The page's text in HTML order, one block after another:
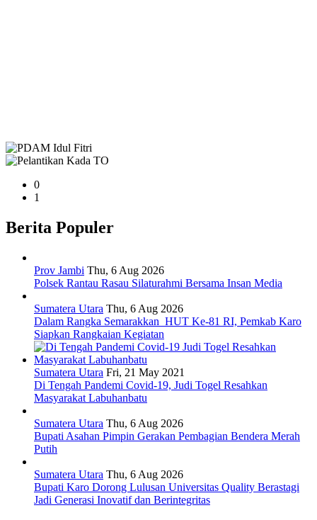
0
1
Berita Populer
Prov Jambi Thu, 6 Aug 2026
Polsek Rantau Rasau Silaturahmi Bersama Insan Media
Sumatera Utara Thu, 6 Aug 2026
Dalam Rangka Semarakkan HUT Ke-81 RI, Pemkab Karo
Siapkan Rangkaian Kegiatan
Sumatera Utara Fri, 21 May 2021
Di Tengah Pandemi Covid-19, Judi Togel Resahkan
Masyarakat Labuhanbatu
Sumatera Utara Thu, 6 Aug 2026
Bupati Asahan Pimpin Gerakan Pembagian Bendera Merah
Putih
Sumatera Utara Thu, 6 Aug 2026
Bupati Karo Dorong Lulusan Universitas Quality Berastagi
Jadi Generasi Inovatif dan Berintegritas